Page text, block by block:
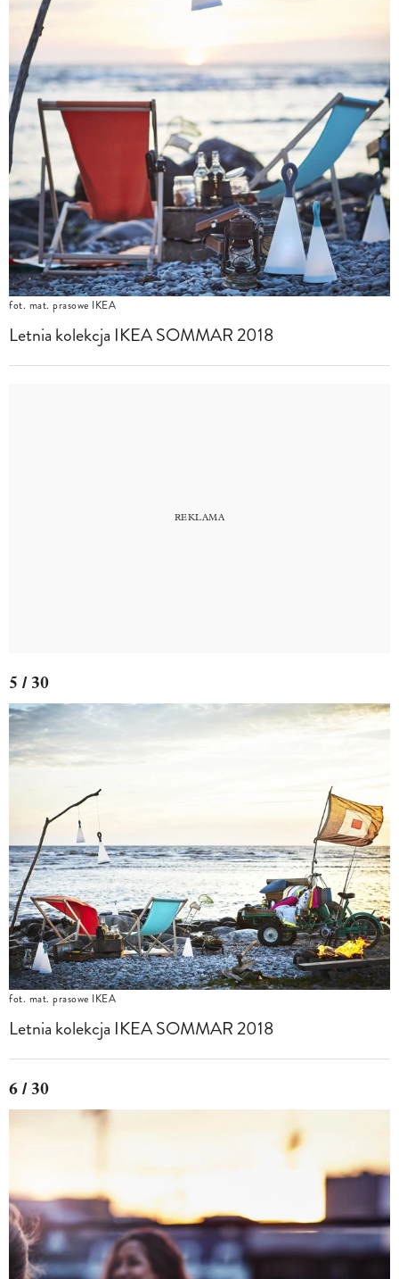
fot. mat. prasowe IKEA
Letnia kolekcja IKEA SOMMAR 2018
5 / 30
fot. mat. prasowe IKEA
Letnia kolekcja IKEA SOMMAR 2018
6 / 30